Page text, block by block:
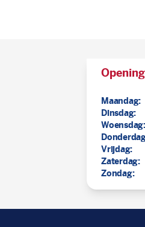
Maandag:
Dinsdag:
Woensdag:
Vrijdag:
Zaterdag:
Zondag: